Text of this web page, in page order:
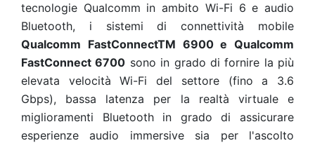
tecnologie Qualcomm in ambito Wi-Fi 6 e audio
Bluetooth, i sistemi di connettività mobile
Qualcomm FastConnectTM 6900 e Qualcomm
FastConnect 6700 sono in grado di fornire la più
elevata velocità Wi-Fi del settore (fino a 3.6
Gbps), bassa latenza per la realtà virtuale e
miglioramenti Bluetooth in grado di assicurare
esperienze audio immersive sia per l'ascolto